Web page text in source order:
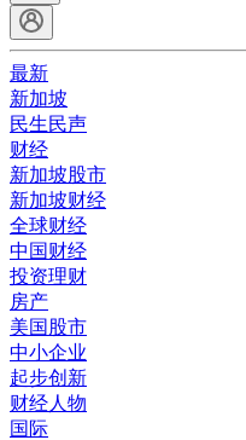
最新
新加坡
民生民声
财经
新加坡股市
新加坡财经
全球财经
中国财经
投资理财
房产
美国股市
中小企业
起步创新
财经人物
国际